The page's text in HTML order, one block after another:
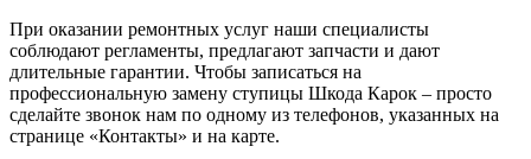
При оказании ремонтных услуг наши специалисты
соблюдают регламенты, предлагают запчасти и дают
длительные гарантии. Чтобы записаться на
профессиональную замену ступицы Шкода Карок – просто
сделайте звонок нам по одному из телефонов, указанных на
странице «Контакты» и на карте.